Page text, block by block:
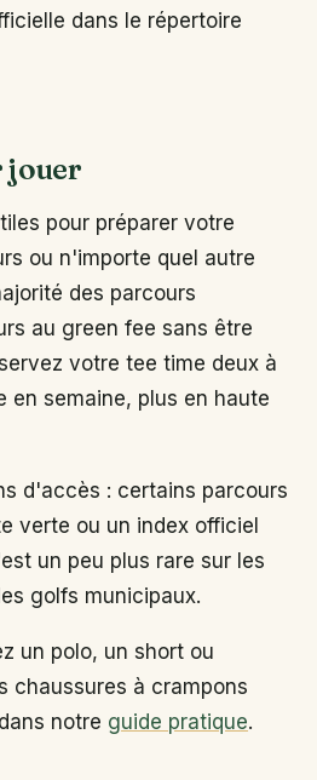
dans le répertoire
jouer
pour préparer votre
ou n'importe quel autre
des parcours
au green fee sans être
votre tee time deux à
en semaine, plus en haute
d'accès : certains parcours
verte ou un index officiel
un peu plus rare sur les
golfs municipaux.
un polo, un short ou
chaussures à crampons
notre guide pratique.